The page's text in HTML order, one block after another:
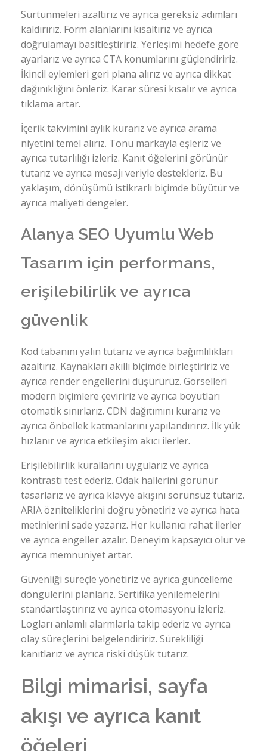
Sürtünmeleri azaltırız ve ayrıca gereksiz adımları
kaldırırız. Form alanlarını kısaltırız ve ayrıca
doğrulamayı basitleştiririz. Yerleşimi hedefe göre
ayarlarız ve ayrıca CTA konumlarını güçlendiririz.
İkincil eylemleri geri plana alırız ve ayrıca dikkat
dağınıklığını önleriz. Karar süresi kısalır ve ayrıca
tıklama artar.
İçerik takvimini aylık kurarız ve ayrıca arama
niyetini temel alırız. Tonu markayla eşleriz ve
ayrıca tutarlılığı izleriz. Kanıt öğelerini görünür
tutarız ve ayrıca mesajı veriyle destekleriz. Bu
yaklaşım, dönüşümü istikrarlı biçimde büyütür ve
ayrıca maliyeti dengeler.
Alanya SEO Uyumlu Web
Tasarım için performans,
erişilebilirlik ve ayrıca
güvenlik
Kod tabanını yalın tutarız ve ayrıca bağımlılıkları
azaltırız. Kaynakları akıllı biçimde birleştiririz ve
ayrıca render engellerini düşürürüz. Görselleri
modern biçimlere çeviririz ve ayrıca boyutları
otomatik sınırlarız. CDN dağıtımını kurarız ve
ayrıca önbellek katmanlarını yapılandırırız. İlk yük
hızlanır ve ayrıca etkileşim akıcı ilerler.
Erişilebilirlik kurallarını uygularız ve ayrıca
kontrastı test ederiz. Odak hallerini görünür
tasarlarız ve ayrıca klavye akışını sorunsuz tutarız.
ARIA özniteliklerini doğru yönetiriz ve ayrıca hata
metinlerini sade yazarız. Her kullanıcı rahat ilerler
ve ayrıca engeller azalır. Deneyim kapsayıcı olur ve
ayrıca memnuniyet artar.
Güvenliği süreçle yönetiriz ve ayrıca güncelleme
döngülerini planlarız. Sertifika yenilemelerini
standartlaştırırız ve ayrıca otomasyonu izleriz.
Logları anlamlı alarmlarla takip ederiz ve ayrıca
olay süreçlerini belgelendiririz. Sürekliliği
kanıtlarız ve ayrıca riski düşük tutarız.
Bilgi mimarisi, sayfa
akışı ve ayrıca kanıt
öğeleri